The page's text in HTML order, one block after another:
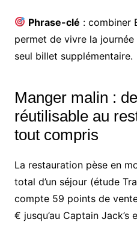
Phrase-clé : combiner
permet de vivre la journée
seul billet supplémentaire.
Manger malin :
réutilisable au
tout compris
La restauration pèse en
total d’un séjour (étude
compte 59 points de
€ jusqu’au Captain